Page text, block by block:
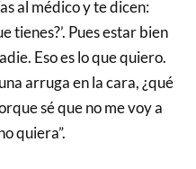
al médico y te dicen:
tienes?’. Pues estar bien
Eso es lo que quiero.
arruga en la cara, ¿qué
sé que no me voy a
quiera”.